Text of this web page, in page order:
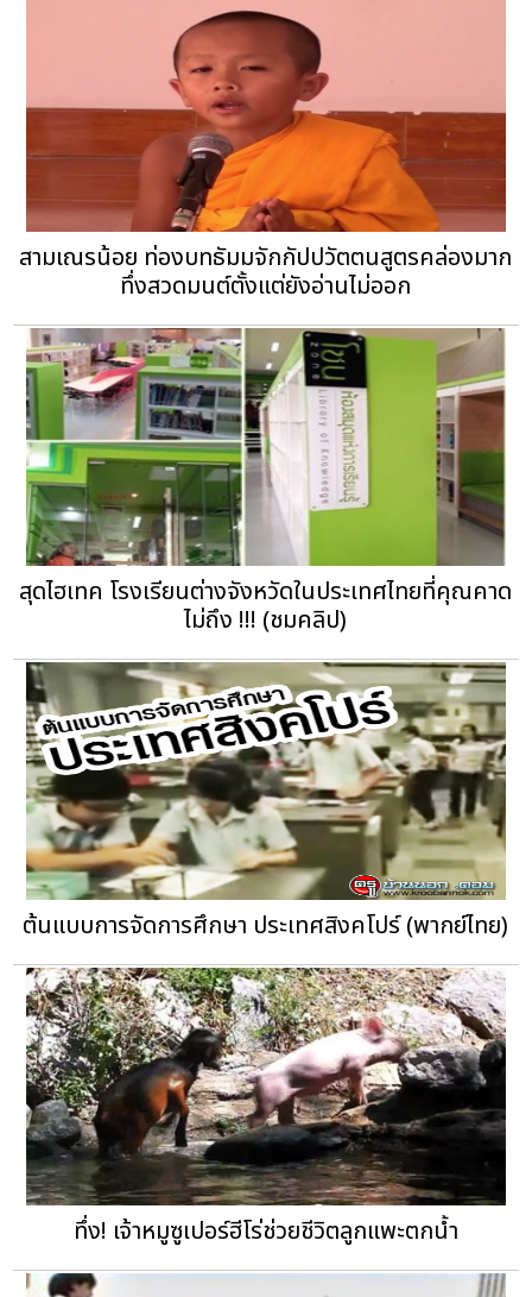
สามเณรน้อย ท่องบทธัมมจักกัปปวัตตนสูตรคล่องมาก
ทึ่งสวดมนต์ตั้งแต่ยังอ่านไม่ออก
สุดไฮเทค โรงเรียนต่างจังหวัดในประเทศไทยที่คุณคาด
ไม่ถึง !!! (ชมคลิป)
ต้นแบบการจัดการศึกษา ประเทศสิงคโปร์ (พากย์ไทย)
ทึ่ง! เจ้าหมูซูเปอร์ฮีโร่ช่วยชีวิตลูกแพะตกน้ำ